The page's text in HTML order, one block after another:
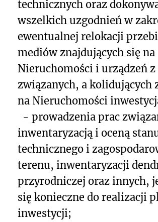
technicznych oraz
wszelkich uzgodnień w
ewentualnej relokacji
mediów znajdujących się na
Nieruchomości i urządzeń
związanych, a kolidujących
na Nieruchomości
- prowadzenia prac
inwentaryzacją i oceną
technicznego i
terenu, inwentaryzacji
przyrodniczej oraz innych,
się konieczne do realizacji
inwestycji;